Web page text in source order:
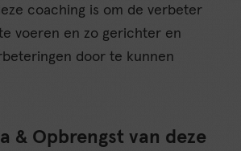
coaching is om de verbeter
voeren en zo gerichter en
door te kunnen
& Opbrengst van deze